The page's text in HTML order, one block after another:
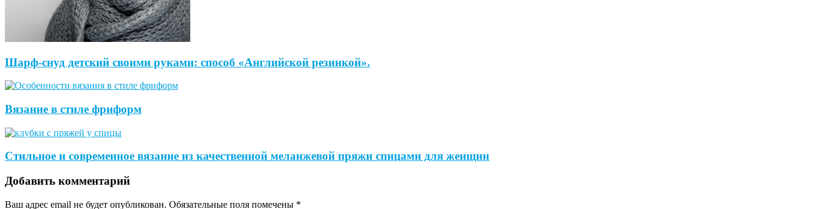
Шарф-снуд детский своими руками: способ «Английской резинкой».
Вязание в стиле фриформ
Стильное и современное вязание из качественной меланжевой пряжи спицами для женщин
Добавить комментарий
Ваш адрес email не будет опубликован. Обязательные поля помечены *